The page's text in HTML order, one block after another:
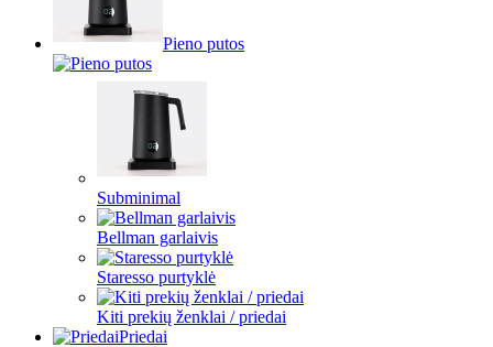
Pieno putos
Subminimal
Bellman garlaivis
Staresso purtyklė
Kiti prekių ženklai / priedai
Priedai